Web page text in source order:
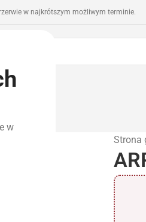
w
w najkrótszym możliwym terminie.
Strona